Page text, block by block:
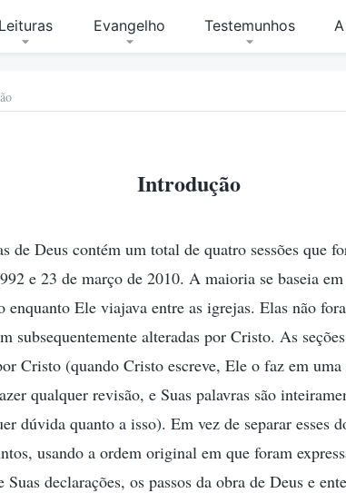
Leituras Evangelho Testemunhos
Introdução
de Deus contém um total de quatro sessões que
e 23 de março de 2010. A maioria se baseia em
enquanto Ele viajava entre as igrejas. Elas não
subsequentemente alteradas por Cristo. As
Cristo (quando Cristo escreve, Ele o faz em uma
qualquer revisão, e Suas palavras são
dúvida quanto a isso). Em vez de separar esses
usando a ordem original em que foram
declarações, os passos da obra de Deus e